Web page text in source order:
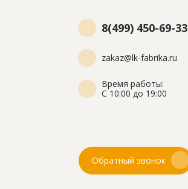
8(499) 450-69-33
zakaz@lk-fabrika.ru
Время работы:
С 10:00 до 19:00
Обратный звонок